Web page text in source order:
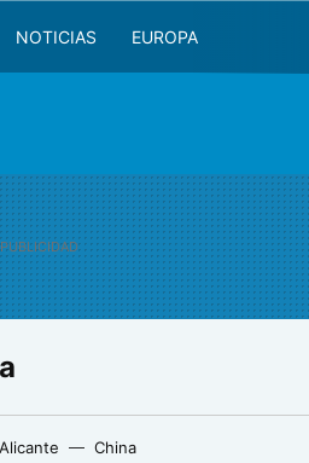
NOTICIAS EUROPA
Alicante China